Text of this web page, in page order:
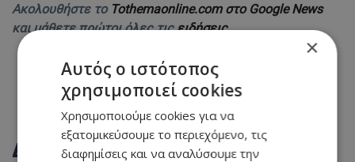
Ακολουθήστε το Tothemaonline.com στο Google News
και μάθετε πρώτοι όλες τιςειδήσεις
ΔΙΑΒΑΣΤΕ ΕΠΙΣΗΣ
×
Αυτός ο ιστότοπος
χρησιμοποιεί cookies
Χρησιμοποιούμε cookies για να
εξατομικεύσουμε το περιεχόμενο, τις
διαφημίσεις και να αναλύσουμε την